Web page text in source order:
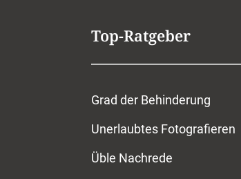
Top-Ratgeber
Grad der Behinderung
Unerlaubtes Fotografieren
Üble Nachrede